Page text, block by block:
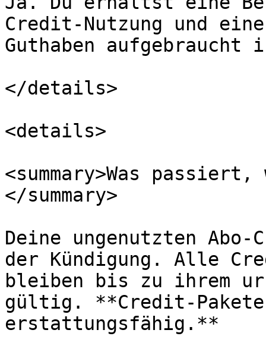
Credit-Nutzung und
Guthaben aufgebraucht
</details>
<details>
<summary>Was
</summary>
Deine ungenutzten
der Kündigung. Alle
bleiben bis zu ihrem
gültig. **Credit-
erstattungsfähig.**